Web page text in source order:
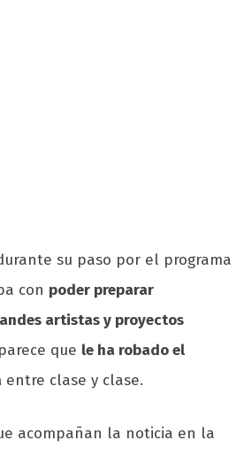
su paso por el programa
con poder preparar
artistas y proyectos
que le ha robado el
entre clase y clase.
acompañan la noticia en la